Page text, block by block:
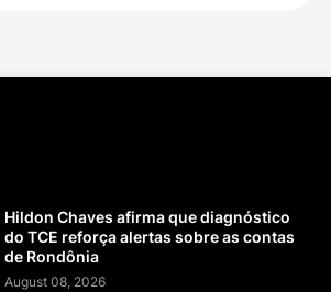
Hildon Chaves afirma que diagnóstico
do TCE reforça alertas sobre as contas
de Rondônia
August 08, 2026